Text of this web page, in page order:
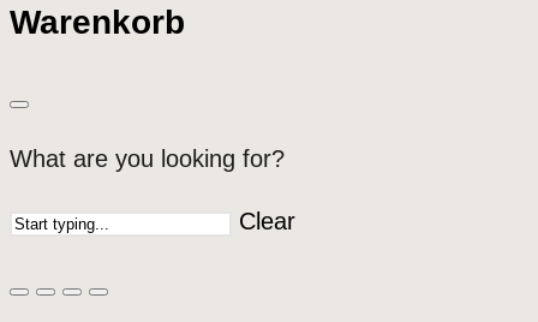
Warenkorb
What are you looking for?
Clear